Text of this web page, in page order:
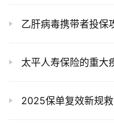
乙肝病毒携带者投保攻略2025
太平人寿保险的重大
2025保单复效新规救命指